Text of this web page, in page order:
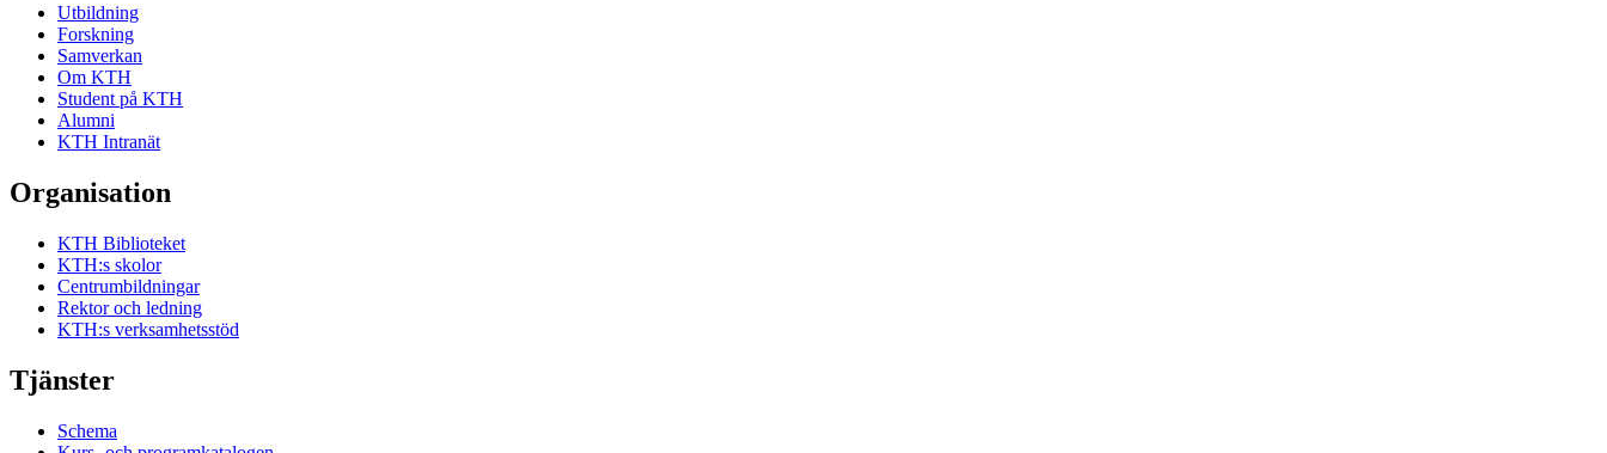
Utbildning
Forskning
Samverkan
Om KTH
Student på KTH
Alumni
KTH Intranät
Organisation
KTH Biblioteket
KTH:s skolor
Centrumbildningar
Rektor och ledning
KTH:s verksamhetsstöd
Tjänster
Schema